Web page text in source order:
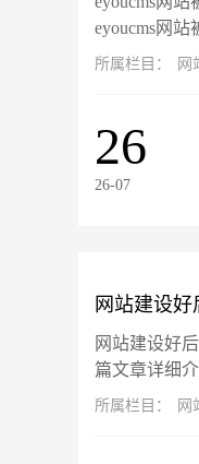
马？
eyoucms网
底告别反复
所属栏目： 网
26
26-07
网站建设
案流程详解
网站建设好
篇文章详细
网站备案流
所属栏目： 网